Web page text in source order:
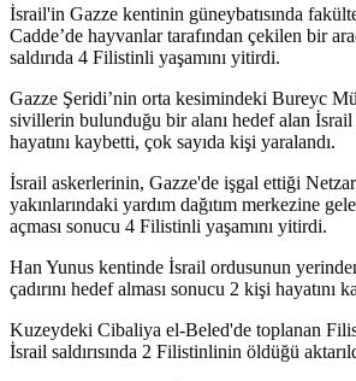
İsrail'in Gazze kentinin güneybatısında
Cadde’de hayvanlar tarafından çekilen bir
saldırıda 4 Filistinli yaşamını yitirdi.
Gazze Şeridi’nin orta kesimindeki Bureyc
sivillerin bulunduğu bir alanı hedef alan İsrail
hayatını kaybetti, çok sayıda kişi yaralandı.
​​İsrail askerlerinin, Gazze'de işgal ettiği
yakınlarındaki yardım dağıtım merkezine
açması sonucu 4 Filistinli yaşamını yitirdi.
Han Yunus kentinde İsrail ordusunun
çadırını hedef alması sonucu 2 kişi hayatını
Kuzeydeki Cibaliya el-Beled'de toplanan
İsrail saldırısında 2 Filistinlinin öldüğü